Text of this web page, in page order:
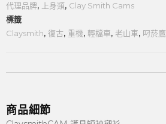
代理品牌, 上身類, Clay Smith Cams
標籤
Claysmith, 復古, 重機, 輕檔車, 老山車, 叼菸鷹
商品細節